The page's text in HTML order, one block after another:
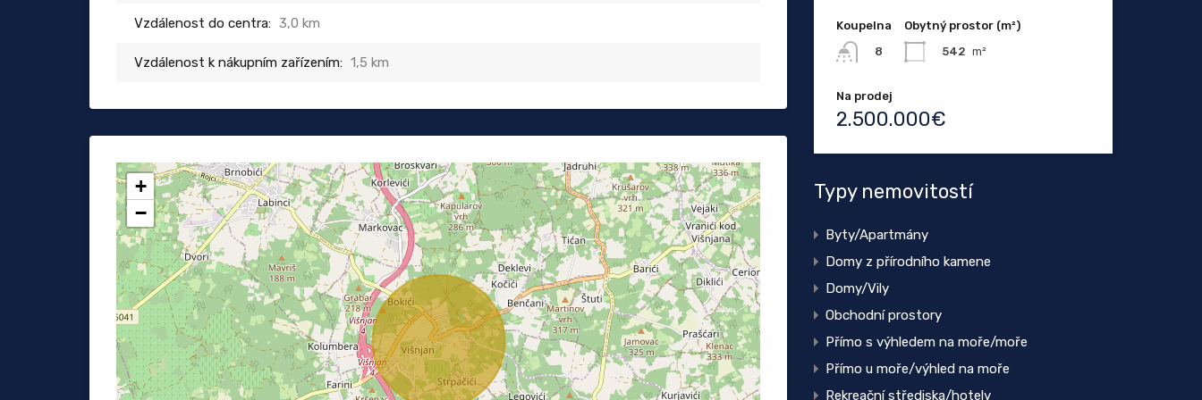
Vzdálenost do centra: 3,0 km
Vzdálenost k nákupním zařízením: 1,5 km
+
−
Koupelna
8
Obytný prostor (m²)
542 m²
Na prodej
2.500.000€
Typy nemovitostí
Byty/Apartmány
Domy z přírodního kamene
Domy/Vily
Obchodní prostory
Přímo s výhledem na moře/moře
Přímo u moře/výhled na moře
Rekreační střediska/hotely